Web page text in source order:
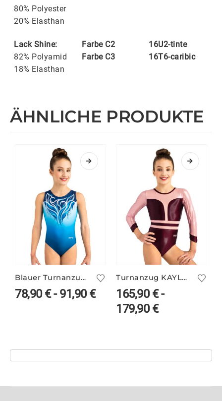
80% Polyester
20% Elasthan
Lack Shine:
82% Polyamid
18% Elasthan
Farbe C2
Farbe C3
16U2-tinte
16T6-caribic
ÄHNLICHE PRODUKTE
Blauer Turnanzug DYLA/1 bedruckt
78,90€-91,90€
Turnanzug KAYLA/2 mit Glitzerstoff
165,90€-
179,90€